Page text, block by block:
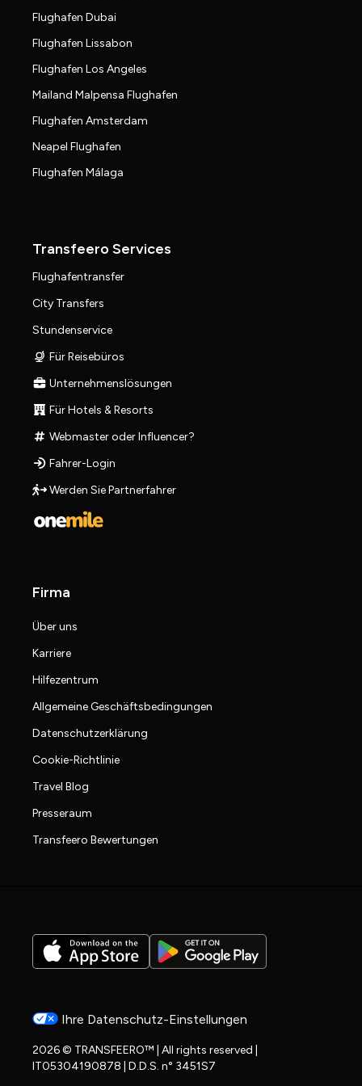
Flughafen Dubai
Flughafen Lissabon
Flughafen Los Angeles
Mailand Malpensa Flughafen
Flughafen Amsterdam
Neapel Flughafen
Flughafen Málaga
Transfeero Services
Flughafentransfer
City Transfers
Stundenservice
Für Reisebüros
Unternehmenslösungen
Für Hotels & Resorts
Webmaster oder Influencer?
Fahrer-Login
Werden Sie Partnerfahrer
Firma
Über uns
Karriere
Hilfezentrum
Allgemeine Geschäftsbedingungen
Datenschutzerklärung
Cookie-Richtlinie
Travel Blog
Presseraum
Transfeero Bewertungen
Ihre Datenschutz-Einstellungen
2026 © TRANSFEERO™ | All rights reserved |
IT05304190878 | D.D.S. n° 3451S7